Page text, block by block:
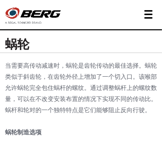
当需要高传动减速时，蜗轮是齿轮传动的最佳选择。蜗轮
类似于斜齿轮，在齿轮外径上增加了一个切入口。该喉部
允许蜗轮完全包住蜗杆的螺纹。通过调整蜗杆上的螺纹数
量，可以在不改变安装布置的情况下实现不同的传动比。
蜗杆和轮对的一个独特特点是它们能够阻止反向行驶。
蜗轮制造选项
蜗轮